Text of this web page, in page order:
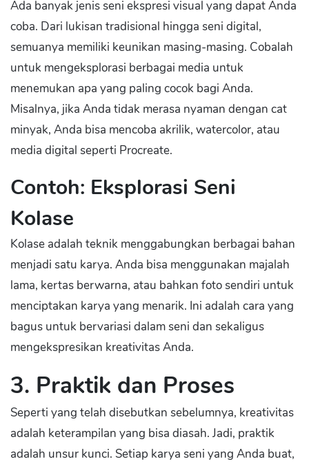
Ada banyak jenis seni ekspresi visual yang dapat Anda
coba. Dari lukisan tradisional hingga seni digital,
semuanya memiliki keunikan masing-masing. Cobalah
untuk mengeksplorasi berbagai media untuk
menemukan apa yang paling cocok bagi Anda.
Misalnya, jika Anda tidak merasa nyaman dengan cat
minyak, Anda bisa mencoba akrilik, watercolor, atau
media digital seperti Procreate.
Contoh: Eksplorasi Seni
Kolase
Kolase adalah teknik menggabungkan berbagai bahan
menjadi satu karya. Anda bisa menggunakan majalah
lama, kertas berwarna, atau bahkan foto sendiri untuk
menciptakan karya yang menarik. Ini adalah cara yang
bagus untuk bervariasi dalam seni dan sekaligus
mengekspresikan kreativitas Anda.
3. Praktik dan Proses
Seperti yang telah disebutkan sebelumnya, kreativitas
adalah keterampilan yang bisa diasah. Jadi, praktik
adalah unsur kunci. Setiap karya seni yang Anda buat,